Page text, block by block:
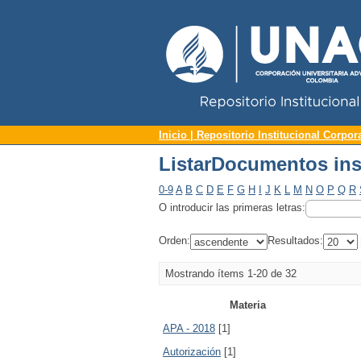
ListarDocumentos
Inicio | Repositorio Institucional
ListarDocumentos
0-9 A B C D E F G H J K L M N O P Q R
O introducir las primeras letras:
Orden: Resultados:
Mostrando ítems 1-20 de 32
Materia
APA - 2018 [1]
Autorización [1]